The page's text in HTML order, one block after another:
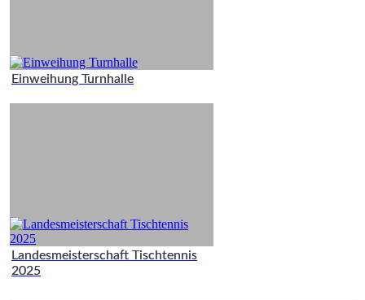
Einweihung Turnhalle
Landesmeisterschaft Tischtennis
2025